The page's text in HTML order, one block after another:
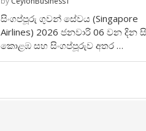
සිංගප්පූරු ගුවන් සේවය (Singapore
Airlines) 2026 ජනවාරි 06 වන දින
කොළඹ සහ සිංගප්පූරුව අතර …